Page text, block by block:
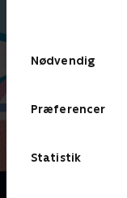
Nødvendig
Præferencer
Statistik